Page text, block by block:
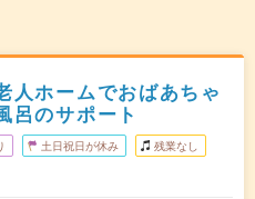
人ホームでおばあちゃ
呂のサポート
土日祝日が休み 残業なし